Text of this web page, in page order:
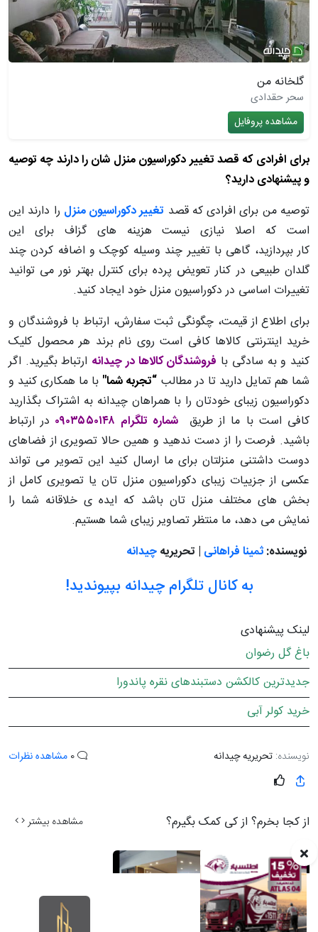
گلخانه من
سحر حقدادی
مشاهده پروفایل
برای افرادی که قصد تغییر دکوراسیون منزل شان را دارند چه توصیه
و پیشنهادی دارید؟
توصیه من برای افرادی که قصد تغییر دکوراسیون منزل را دارند این
است که اصلا نیازی نیست هزینه های گزاف برای این
کار بپردازید، گاهی با تغییر چند وسیله کوچک و اضافه کردن چند
گلدان طبیعی در کنار تعویض پرده برای کنترل بهتر نور می توانید
تغییرات اساسی در دکوراسیون منزل خود ایجاد کنید.
برای اطلاع از قیمت، چگونگی ثبت سفارش، ارتباط با فروشندگان و
خرید اینترنتی کالاها کافی است روی نام برند هر محصول کلیک
کنید و به سادگی با فروشندگان کالاها در چیدانه ارتباط بگیرید. اگر
شما هم تمایل دارید تا در مطالب “تجربه شما" با ما همکاری کنید و
دکوراسیون زیبای خودتان را با همراهان چیدانه به اشتراک بگذارید
کافی است با ما از طریقشماره تلگرام ۰۹ ۰۳۵۵۰۱۴۸
در ارتباط
باشید. فرصت را از دست ندهید و همین حالا تصویری از فضاهای
دوست داشتنی منزلتان برای ما ارسال کنید این تصویر می تواند
عکسی از جزییات زیبای دکوراسیون منزل تان یا تصویری کامل از
بخش های مختلف منزل تان باشد که ایده ی خلاقانه شما را
نمایش می دهد، ما منتظر تصاویر زیبای شما هستیم.
نویسنده:ثمینا فراهانی | تحریریهچیدانه
به کانال تلگرام چیدانه بپیوندید!
لینک پیشنهادی
باغ گل رضوان
جدیدترین کالکشن دستبندهای نقره پاندورا
خرید کولر آبی
نویسنده: تحریریه چیدانه مشاهده نظرات
از کجا بخرم؟ از کی کمک بگیرم؟ مشاهده بیشتر